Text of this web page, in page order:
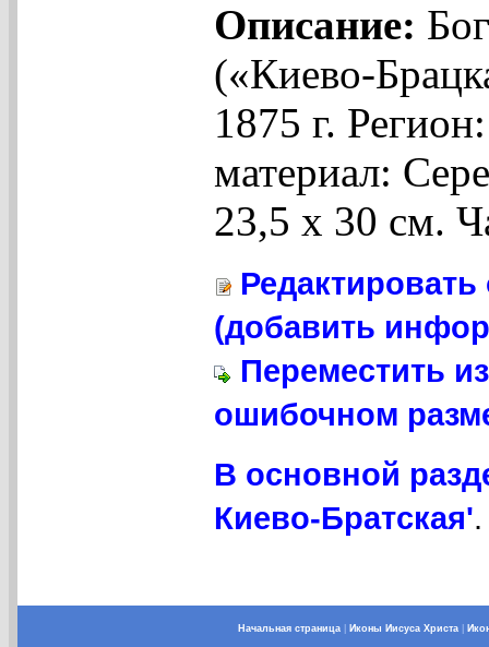
Описание:
(«Киево-
1875 г.
материал:
23,5 х 30 см.
(добавить
Переместить
ошибочном
В основной
Киево-Братская'.
Начальная страница| Иконы Иисуса Христа|